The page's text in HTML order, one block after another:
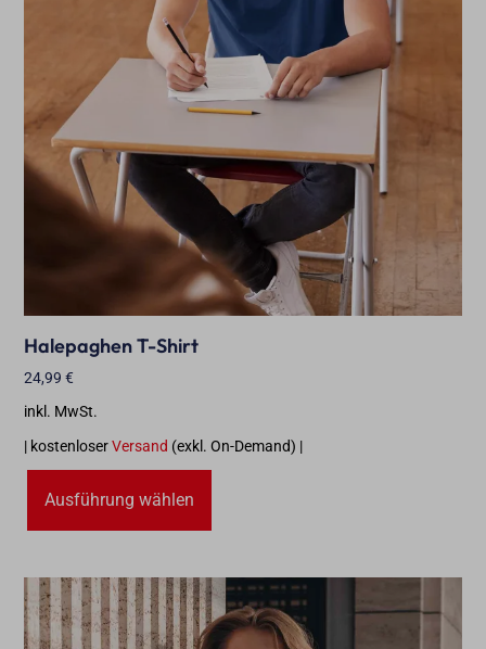
Halepaghen T-Shirt
24,99€
inkl. MwSt.
| kostenloserVersand (exkl. On-Demand) |
Ausführung wählen